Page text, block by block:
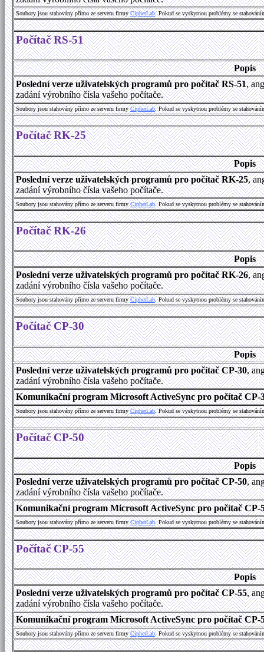
Soubory jsou stahovány přímo ze serveru firmyCipherLab. Pokud se vyskytnou problémy se
Počítač RS-51
Popis
Poslední verze uživatelských programů pro počítač RS-51,
zadání výrobního čísla vašeho počítače.
Soubory jsou stahovány přímo ze serveru firmyCipherLab. Pokud se vyskytnou problémy se
Počítač RK-25
Popis
Poslední verze uživatelských programů pro počítač RK-25,
zadání výrobního čísla vašeho počítače.
Soubory jsou stahovány přímo ze serveru firmyCipherLab. Pokud se vyskytnou problémy se
Počítač RK-26
Popis
Poslední verze uživatelských programů pro počítač RK-26,
zadání výrobního čísla vašeho počítače.
Soubory jsou stahovány přímo ze serveru firmyCipherLab. Pokud se vyskytnou problémy se
Počítač CP-30
Popis
Poslední verze uživatelských programů pro počítač CP-30,
zadání výrobního čísla vašeho počítače.
Komunikační program Microsoft ActiveSync pro počítač CP-
Soubory jsou stahovány přímo ze serveru firmyCipherLab. Pokud se vyskytnou problémy se
Počítač CP-50
Popis
Poslední verze uživatelských programů pro počítač CP-50,
zadání výrobního čísla vašeho počítače.
Komunikační program Microsoft ActiveSync pro počítač CP-
Soubory jsou stahovány přímo ze serveru firmyCipherLab. Pokud se vyskytnou problémy se
Počítač CP-55
Popis
Poslední verze uživatelských programů pro počítač CP-55,
zadání výrobního čísla vašeho počítače.
Komunikační program Microsoft ActiveSync pro počítač CP-
Soubory jsou stahovány přímo ze serveru firmyCipherLab. Pokud se vyskytnou problémy se